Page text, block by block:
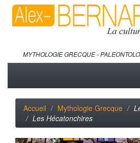
MYTHOLOGIE GRECQUE -
Accueil Mythologie Grecque
Les Hécatonchires